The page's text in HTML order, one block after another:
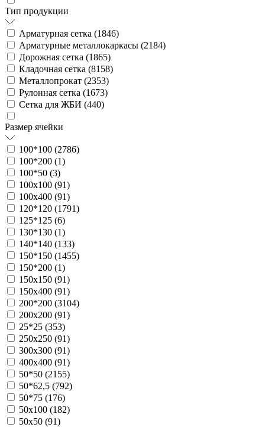
Тип продукции
Арматурная сетка (1846)
Арматурные металлокаркасы (2184)
Дорожная сетка (1865)
Кладочная сетка (8158)
Металлопрокат (2353)
Рулонная сетка (1673)
Сетка для ЖБИ (440)
Размер ячейки
100*100 (2786)
100*200 (1)
100*50 (3)
100х100 (91)
100х400 (91)
120*120 (1791)
125*125 (6)
130*130 (1)
140*140 (133)
150*150 (1455)
150*200 (1)
150х150 (91)
150х400 (91)
200*200 (3104)
200х200 (91)
25*25 (353)
250х250 (91)
300х300 (91)
400х400 (91)
50*50 (2155)
50*62,5 (792)
50*75 (176)
50х100 (182)
50х50 (91)